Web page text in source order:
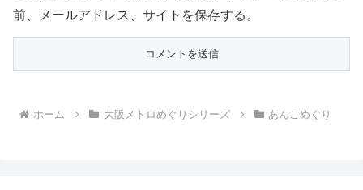
前、メールアドレス、サイトを保存する。
ホーム 大阪メトロめぐりシリーズ あんこめぐり